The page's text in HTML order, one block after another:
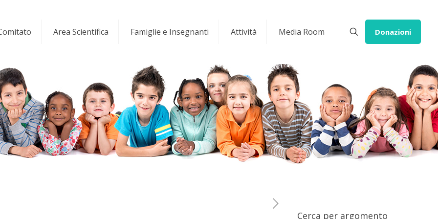
Area Scientifica Famiglie e Insegnanti Attività Media Room Donazioni
Cerca per argomento